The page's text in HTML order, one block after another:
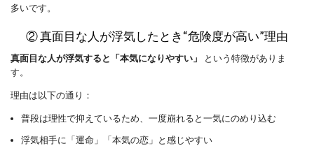
多いです。
② 真面目な人が浮気したとき“危険度が高い”理由
真面目な人が浮気すると「本気になりやすい」
という特徴がありま
す。
理由は以下の通り：
普段は理性で抑えているため、一度崩れると一気にのめり込む
浮気相手に「運命」「本気の恋」と感じやすい